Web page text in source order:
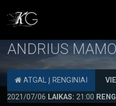
ANDRIUS
ATGAL Į RENGINIAI
2021/07/06 LAIKAS: 21:00